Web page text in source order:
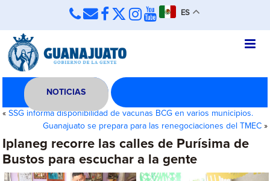
ES
NOTICIAS
«SSG informa disponibilidad de vacunas BCG en varios municipios.
Guanajuato se prepara para las renegociaciones del TMEC»
Iplaneg recorre las calles de Purísima de
Bustos para escuchar a la gente